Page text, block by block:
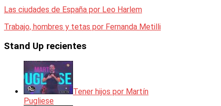
Las ciudades de España por Leo Harlem
Trabajo, hombres y tetas por Fernanda Metilli
Stand Up recientes
Tener hijos por Martín
Pugliese